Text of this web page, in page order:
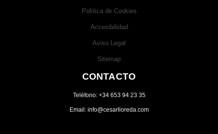
Política de Cookies
Accesibilidad
Aviso Legal
Sitemap
CONTACTO
Teléfono: +34 653 94 23 35
Email: info@cesarlloreda.com